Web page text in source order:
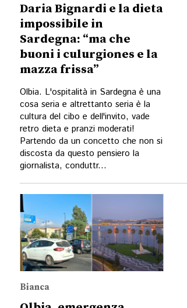
Daria Bignardi e la dieta
impossibile in
Sardegna: “ma che
buoni i culurgiones e la
mazza frissa”
Olbia. L'ospitalità in Sardegna è una
cosa seria e altrettanto seria è la
cultura del cibo e dell'invito, vade
retro dieta e pranzi moderati!
Partendo da un concetto che non si
discosta da questo pensiero la
giornalista, conduttr...
Bianca